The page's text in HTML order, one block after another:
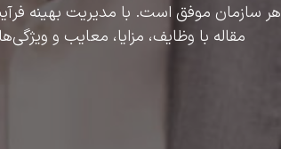
هر سازمان موفق است. با مدیریت بهینه
مقاله با وظایف، مزایا، معایب و